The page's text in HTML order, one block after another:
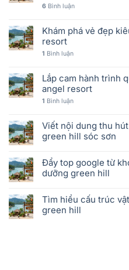
6 Bình luận
Khám phá vẻ đẹp
resort
1 Bình luận
Lắp cam hành trình
angel resort
1 Bình luận
Viết nội dung thu
green hill sóc sơn
Đẩy top google từ
dưỡng green hill
Tìm hiểu cấu trúc
green hill